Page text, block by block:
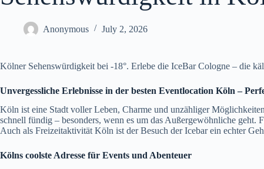
Anonymous July 2, 2026
Kölner Sehenswürdigkeit bei -18°. Erlebe die IceBar Cologne – die
Unvergessliche Erlebnisse in der besten Eventlocation Köln –
Köln ist eine Stadt voller Leben, Charme und unzähliger
schnell fündig – besonders, wenn es um das Außergewöhnliche
Auch als Freizeitaktivität Köln ist der Besuch der Icebar ein echter
Kölns coolste Adresse für Events und Abenteuer